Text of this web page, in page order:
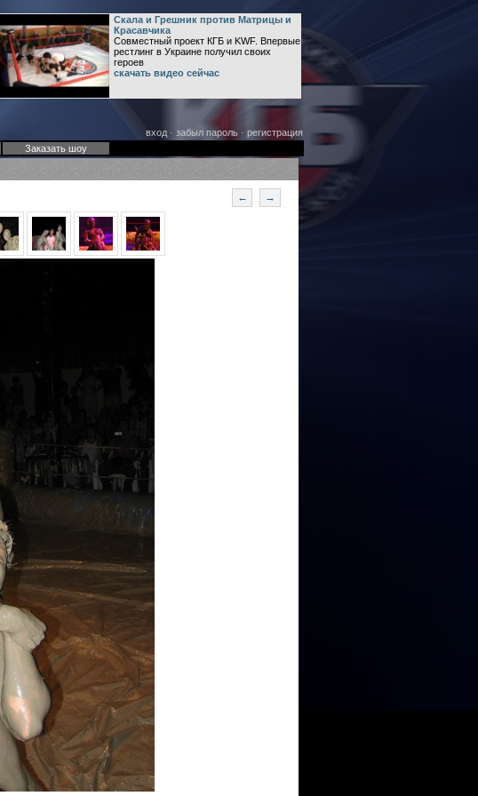
Скала и Грешник против Матрицы и
Красавчика
Совместный проект КГБ и KWF. Впервые
рестлинг в Украине получил своих
героев
скачать видео сейчас
вход· забыл пароль· регистрация
Заказать шоу
← →